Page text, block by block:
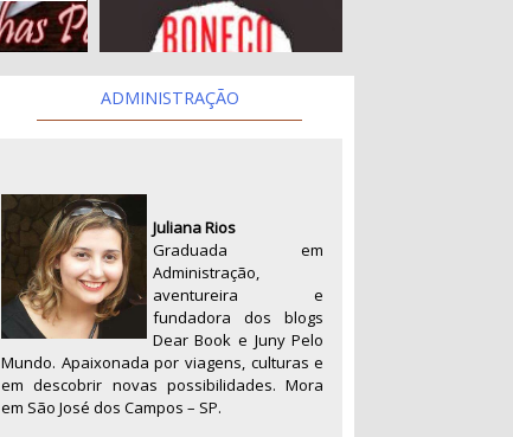
ADMINISTRAÇÃO
Juliana Rios
Graduada em
Administração,
aventureira e
fundadora dos blogs
Dear Book e Juny Pelo
Mundo. Apaixonada por viagens, culturas e
em descobrir novas possibilidades. Mora
em São José dos Campos – SP.